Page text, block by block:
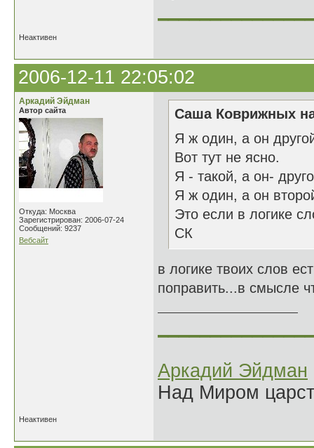
Неактивен
2006-12-11 22:05:02
Аркадий Эйдман
Автор сайта
Откуда: Москва
Зарегистрирован: 2006-07-24
Сообщений: 9237
Вебсайт
Саша Коврижных
Я ж один, а он
Вот тут не ясно.
Я - такой, а он-
Я ж один, а он
Это если в логике
СК
в логике твоих слов
поправить...в смысле
Аркадий Эйдман
Над Миром
Неактивен